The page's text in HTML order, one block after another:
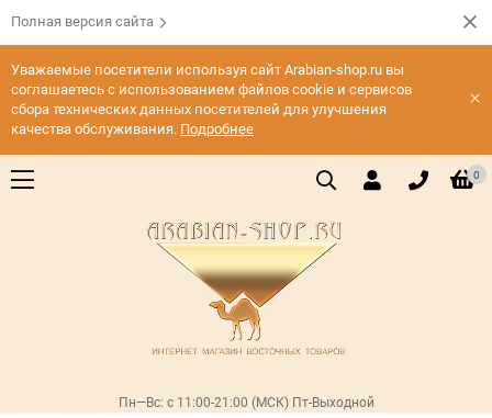
Полная версия сайта
Уважаемые посетители используя сайт Arabian-shop.ru вы
соглашаетесь с использованием файлов cookie и сервисов
сбора технических данных посетителей для улучшения
качества обслуживания. Подробнее
×
0
Пн—Вс: с 11:00-21:00 (МСК) Пт-Выходной